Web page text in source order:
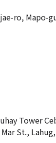
ro, Mapo-
Tower
St.,